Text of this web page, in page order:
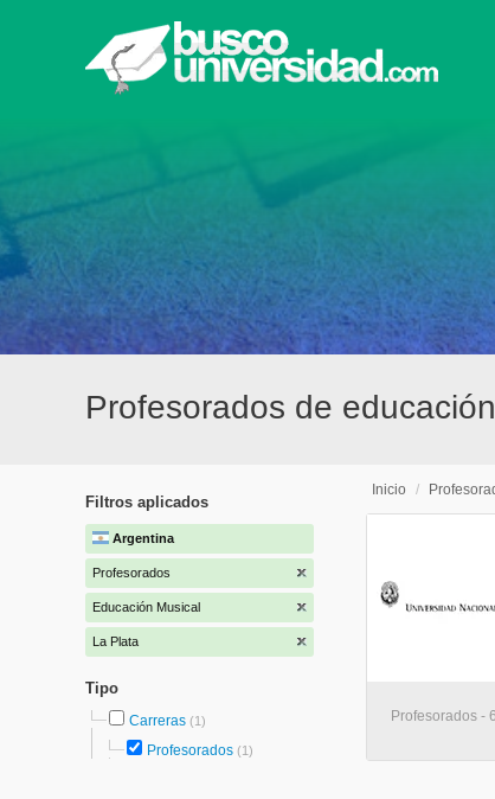
Profesorados de
Filtros aplicados
Argentina
Profesorados
Educación Musical
La Plata
Tipo
Carreras (1)
Profesorados (1)
Inicio /
Profesorados -